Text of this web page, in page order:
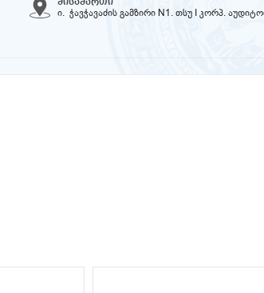
მისამართი
ი. ჭავჭავაძის გამზირი N1. თსუ I კორპ.